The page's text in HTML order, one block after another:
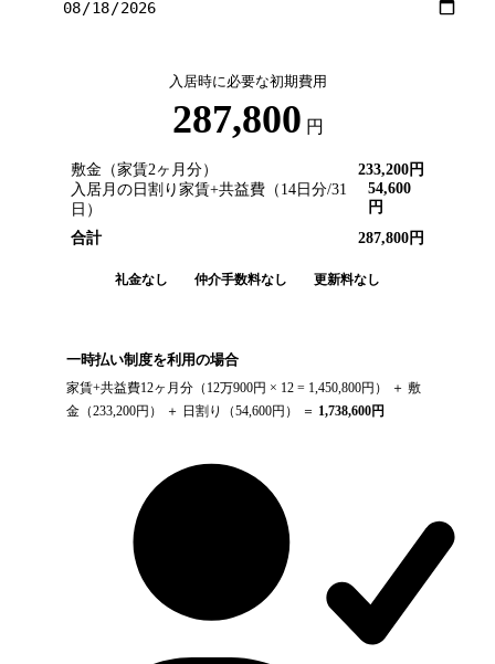
入居時に必要な初期費用
287,800 円
敷金（家賃2ヶ月分） 233,200 円
入居月の日割り家賃+共益費（ 14 日分/31
日）
54,600
円
合計
287,800 円
礼金なし 仲介手数料なし 更新料なし
一時払い制度を利用の場合
家賃+共益費12ヶ月分（ 12万900円 × 12 = 1,450,800円） ＋ 敷
金（233,200円） ＋ 日割り（54,600円） ＝ 1,738,600円